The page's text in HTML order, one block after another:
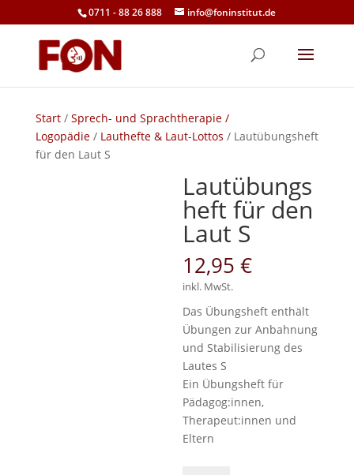
0711 - 88 26 888 info@foninstitut.de
Start/ Sprech- und Sprachtherapie /
Logopädie/ Lauthefte & Laut-Lottos / Lautübungsheft
für den Laut S
Lautübungs
heft für den
Laut S
12,95€
inkl. MwSt.
Das Übungsheft enthält
Übungen zur Anbahnung
und Stabilisierung des
Lautes S
Ein Übungsheft für
Pädagog:innen,
Therapeut:innen und
Eltern